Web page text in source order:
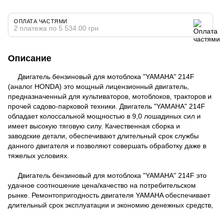
ОПЛАТА ЧАСТЯМИ
2 платежа по 5 534.00 грн
Описание
Двигатель бензиновый для мотоблока "YAMAHA" 214F
(аналог НОNDA) это мощный лицензионный двигатель,
предназначенный для культиваторов, мотоблоков, тракторов и
прочей садово-парковой техники. Двигатель "YAMAHA" 214F
обладает колоссальной мощностью в 9,0 лошадиных сил и
имеет высокую тяговую силу. Качественная сборка и
заводские детали, обеспечивают длительный срок службы
данного двигателя и позволяют совершать обработку даже в
тяжелых условиях.
Двигатель бензиновый для мотоблока "YAMAHA" 214F это
удачное соотношение цена/качество на потребительском
рынке. Ремонтопригодность двигателя YAMAHA обеспечивает
длительный срок эксплуатации и экономию денежных средств,